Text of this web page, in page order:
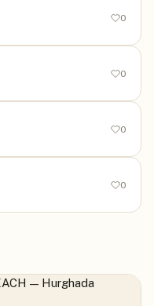
0
0
0
0